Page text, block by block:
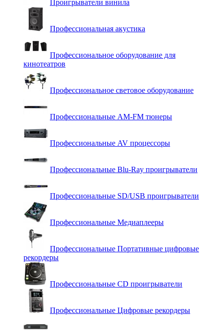
Проигрыватели винила
Профессиональная акустика
Профессиональное оборудование для
кинотеатров
Профессиональное световое оборудование
Профессиональные AM-FM тюнеры
Профессиональные AV процессоры
Профессиональные Blu-Ray проигрыватели
Профессиональные SD/USB проигрыватели
Профессиональные Медиаплееры
Профессиональные Портативные цифровые
рекордеры
Профессиональные СD проигрыватели
Профессиональные Цифровые рекордеры